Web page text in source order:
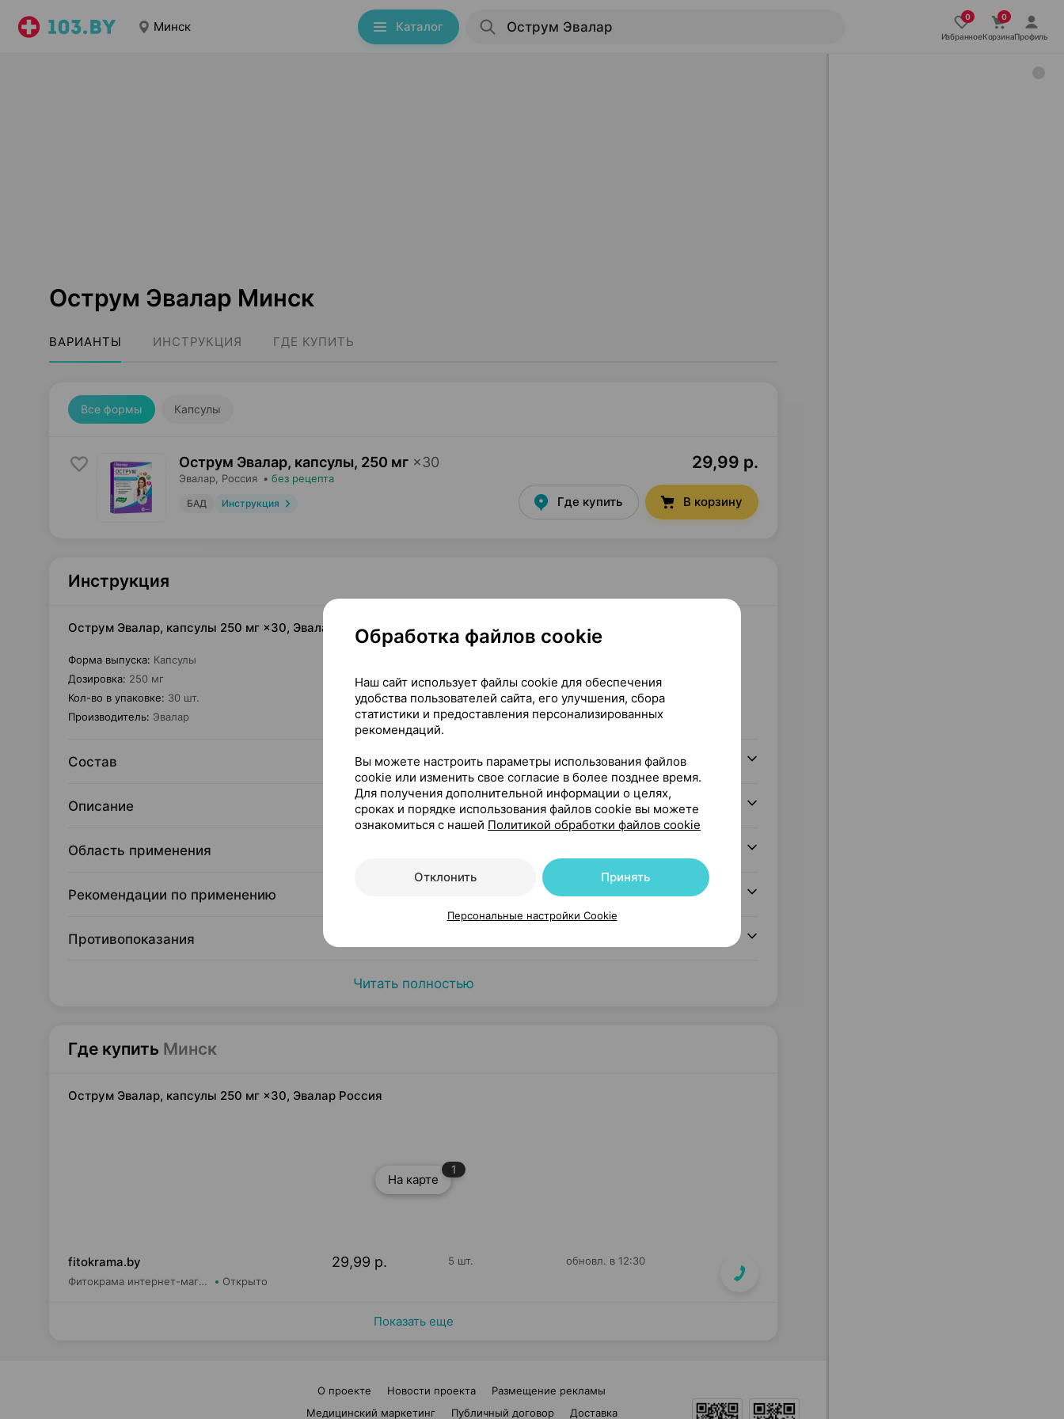
Минск Каталог
ИзбранноеКорзинаПрофиль
Острум Эвалар Минск
ВАРИАНТЫ ИНСТРУКЦИЯ ГДЕ КУПИТЬ
Все формы Капсулы
Острум Эвалар, капсулы, 250 мг ×30
Эвалар , Россия • без рецепта
БАД Инструкция
29,99 р.
Где купить В корзину
Инструкция
Острум Эвалар, капсулы 250 мг ×30, Эвалар Россия
Форма выпуска: Капсулы
Дозировка: 250 мг
Кол-во в упаковке: 30 шт.
Производитель: Эвалар
Состав
Описание
Область применения
Рекомендации по применению
Противопоказания
Читать полностью
Где купить Минск
Острум Эвалар, капсулы 250 мг ×30, Эвалар Россия
На карте
1
fitokrama.by
Фитокрама интернет-магазин fitokrama.by Открыто
29,99 р. 5 шт. обновл. в 12:30
Показать еще
О проекте Новости проекта
Размещение рекламы
Медицинский маркетинг
Публичный договор Доставка
Обработка файлов cookie
Наш сайт использует файлы cookie для обеспечения
удобства пользователей сайта, его улучшения, сбора
статистики и предоставления персонализированных
рекомендаций.
Вы можете настроить параметры использования файлов
cookie или изменить свое согласие в более позднее время.
Для получения дополнительной информации о целях,
сроках и порядке использования файлов cookie вы можете
ознакомиться с нашей Политикой обработки файлов cookie
Отклонить Принять
Персональные настройки Cookie